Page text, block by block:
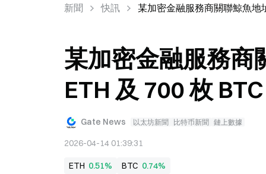
新聞 快訊 某加密金融服務商關聯鯨魚地
某加密金融服務商
ETH 及 700 枚
Gate News 以太坊新聞 比特币新聞 鏈上數據
2026-04-14 01:39:31
ETH 0.51% BTC 0.74%